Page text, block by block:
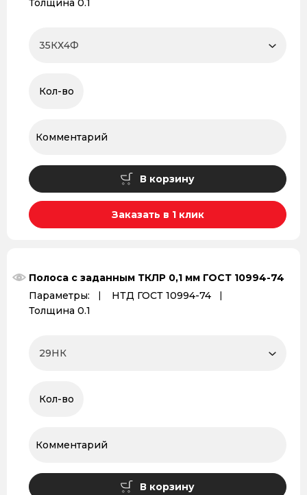
Толщина 0.1
В корзину
Заказать в 1 клик
Полоса с заданным ТКЛР 0,1 мм ГОСТ 10994-74
Параметры:
НТД ГОСТ 10994-74
Толщина 0.1
В корзину